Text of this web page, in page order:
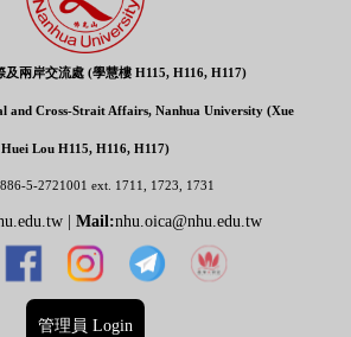
及兩岸交流處 (學慧樓 H115, H116, H117)
and Cross-Strait Affairs, Nanhua University (Xue
Huei Lou H115, H116, H117)
5-2721001 ext. 1711, 1723, 1731
| Mail:nhu.oica@nhu.edu.tw
管理員 Login